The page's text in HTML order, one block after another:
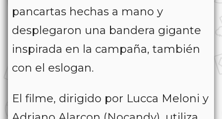
pancartas hechas a mano y
desplegaron una bandera gigante
inspirada en la campaña, también
con el eslogan.
El filme, dirigido por Lucca Meloni y